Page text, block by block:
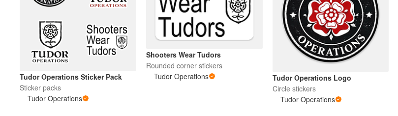
Embalagens
Vestuário
Acrílicos
Tudor Operations Sticker Pack
Sticker packs
Tudor Operations
Shooters Wear Tudors
Rounded corner stickers
Tudor Operations
Tudor Operations Logo
Circle stickers
Tudor Operations